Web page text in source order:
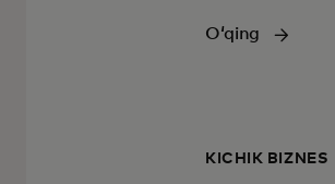
Oʻqing
KICHIK BIZNES